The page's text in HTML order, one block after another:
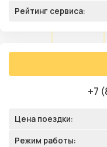
Рейтинг сервиса:
+7
Цена поездки:
Режим работы: